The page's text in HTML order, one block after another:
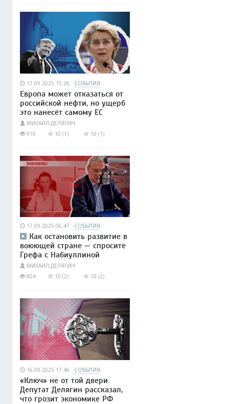
17.09.2025 15:26 СОБЫТИЯ
Европа может отказаться от
российской нефти, но ущерб
это нанесёт самому ЕС
МИХАИЛ ДЕЛЯГИН
916
10 (1) 10 (1)
17.09.2025 06:47 СОБЫТИЯ
Как остановить развитие в
воюющей стране — спросите
Грефа с Набиуллиной
МИХАИЛ ДЕЛЯГИН
804
10 (2) 10 (2)
16.09.2025 17:46 СОБЫТИЯ
«Ключ» не от той двери.
Депутат Делягин рассказал,
что грозит экономике РФ